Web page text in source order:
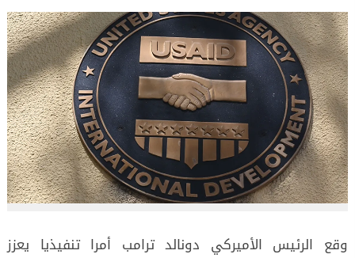
وقع الرئيس الأميركي دونالد ترامب أمرا تنفيذيا يعزز